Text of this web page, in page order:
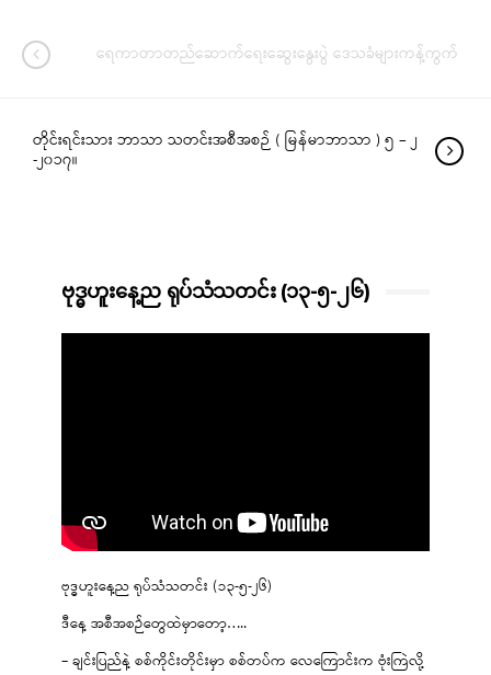
ရေကာတာတည်ဆောက်ရေးဆွေးနွေးပွဲ ဒေသခံများကန့်ကွက်
တိုင်းရင်းသား ဘာသာ သတင်းအစီအစဉ် ( မြန်မာဘာသာ ) ၅ – ၂
-၂၀၁၇။
ဗုဒ္ဓဟူးနေ့ည ရုပ်သံသတင်း (၁၃-၅-၂၆)
ဗုဒ္ဓဟူးနေ့ည ရုပ်သံသတင်း (၁၃-၅-၂၆)
ဒီနေ့ အစီအစဉ်တွေထဲမှာတော့…..
– ချင်းပြည်နဲ့ စစ်ကိုင်းတိုင်းမှာ စစ်တပ်က လေကြောင်းက ဗုံးကြဲလို့